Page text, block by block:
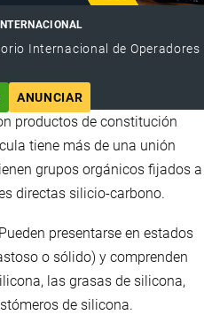
Internacional de Operadores
ANUNCIAR
productos de constitución
tiene más de una unión
grupos orgánicos fijados a
directas silicio-carbono.
presentarse en estados
o sólido) y comprenden
las grasas de silicona,
de silicona.